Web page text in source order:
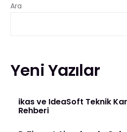
Ara
Yeni Yazılar
ikas ve IdeaSoft Teknik
Rehberi